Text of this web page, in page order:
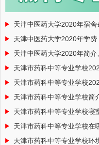
天津中医药大学2020年宿舍
天津中医药大学2020年学费
天津中医药大学2020年简介
天津市药科中等专业学校
天津市药科中等专业学校
天津市药科中等专业学校简
天津市药科中等专业学校寝
天津市药科中等专业学校在
天津市药科中等专业学校环